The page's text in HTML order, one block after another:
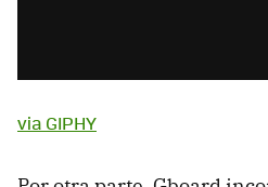
via GIPHY